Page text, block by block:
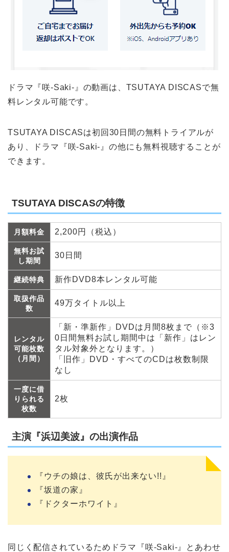
ドラマ『咲-Saki-』の動画は、TSUTAYA DISCASで無
料レンタル可能です。
TSUTAYA DISCASは初回30日間の無料トライアルが
あり、ドラマ『咲-Saki-』の他にも無料視聴することが
できます。
TSUTAYA DISCASの特徴
月額料金 2,200円（税込）
無料お試
し期間
30日間
継続特典 新作DVD8本レンタル可能
取扱作品
数
49万タイトル以上
レンタル
可能枚数
（月間）
「新・準新作」DVDは月間8枚まで（※3
0日間無料お試し期間中は「新作」はレン
タル対象外となります。）
「旧作」DVD・すべてのCDは枚数制限
なし
一度に借
りられる
枚数
2枚
主演『浜辺美波』の出演作品
『ウチの娘は、彼氏が出来ない!!』
『坂道の家』
『ドクターホワイト』
同じく配信されているためドラマ『咲-Saki-』とあわせ